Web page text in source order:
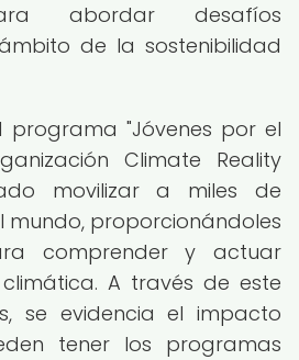
abordar desafíos
de la sostenibilidad
"Jóvenes por el
Climate Reality
movilizar a miles de
mundo, proporcionándoles
comprender y actuar
A través de este
se evidencia el impacto
tener los programas